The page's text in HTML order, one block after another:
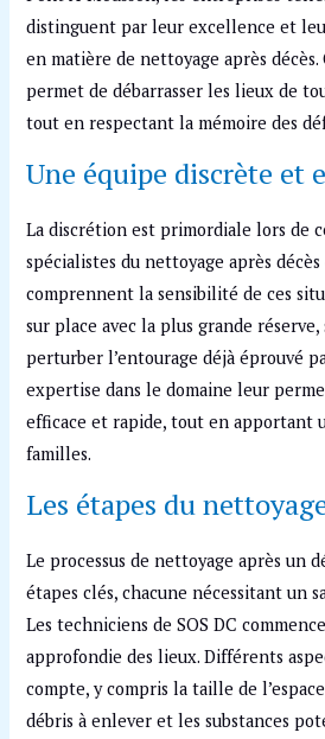
distinguent par leur excellence et
en matière de nettoyage après décès.
permet de débarrasser les lieux de
tout en respectant la mémoire des
Une équipe discrète et
La discrétion est primordiale lors de
spécialistes du nettoyage après décès
comprennent la sensibilité de ces
sur place avec la plus grande réserve,
perturber l’entourage déjà éprouvé
expertise dans le domaine leur
efficace et rapide, tout en apportant
familles.
Les étapes du
Le processus de nettoyage après un
étapes clés, chacune nécessitant un
Les techniciens de SOS DC
approfondie des lieux. Différents
compte, y compris la taille de
débris à enlever et les substances